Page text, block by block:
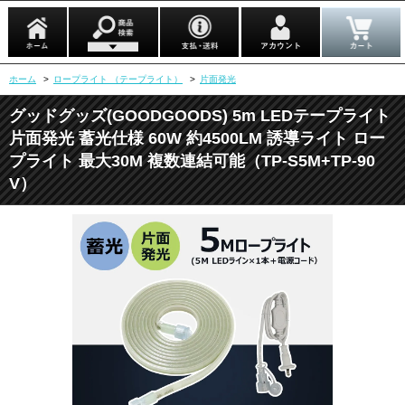
ホーム > ロープライト （テープライト） > 片面発光
グッドグッズ(GOODGOODS) 5m LEDテープライト
片面発光 蓄光仕様 60W 約4500LM 誘導ライト ロー
プライト 最大30M 複数連結可能（TP-S5M+TP-90
V）